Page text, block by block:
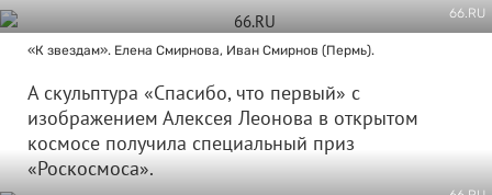
66.RU
«К звездам». Елена Смирнова, Иван Смирнов (Пермь).
А скульптура «Спасибо, что первый» с
изображением Алексея Леонова в открытом
космосе получила специальный приз
«Роскосмоса».